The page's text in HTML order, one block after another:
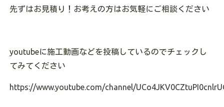
先ずはお見積り！お考えの方はお気軽にご相談ください
youtubeに施工動画などを投稿しているのでチェックし
てみてください
https://www.youtube.com/channel/